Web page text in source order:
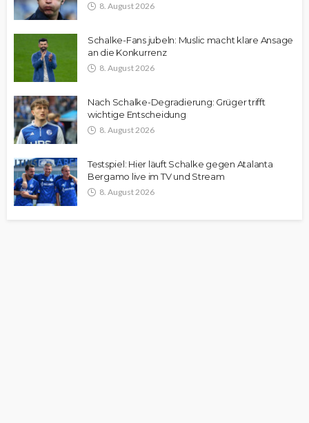
8. August 2026
Schalke-Fans jubeln: Muslic macht klare Ansage
an die Konkurrenz
8. August 2026
Nach Schalke-Degradierung: Grüger trifft
wichtige Entscheidung
8. August 2026
Testspiel: Hier läuft Schalke gegen Atalanta
Bergamo live im TV und Stream
8. August 2026